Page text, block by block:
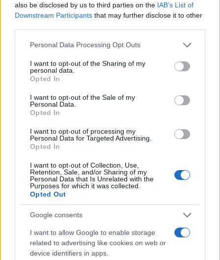
also be disclosed by us to third parties on the IAB’s List of
Downstream Participants that may further disclose it to other
Please note that this website/app uses one or more Google
not limited to your visit or usage behaviour. You may click to
grant or deny consent to Google and its third-party tags to
use your data for below specified purposes in below Google
consent section.
Personal Data Processing Opt Outs
I want to opt-out of the Sharing of my
personal data.
Opted In
I want to opt-out of the Sale of my
Personal Data.
Opted In
I want to opt-out of processing my
Personal Data for Targeted Advertising.
Opted In
I want to opt-out of Collection, Use,
Retention, Sale, and/or Sharing of my
Personal Data that Is Unrelated with the
Purposes for which it was collected.
Opted Out
Google consents
I want to allow Google to enable storage
related to advertising like cookies on web or
device identifiers in apps.
staff